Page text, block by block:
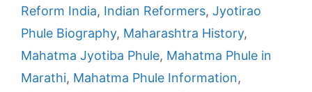
Reform India, Indian Reformers, Jyotirao
Phule Biography, Maharashtra History,
Mahatma Jyotiba Phule, Mahatma Phule in
Marathi, Mahatma Phule Information,